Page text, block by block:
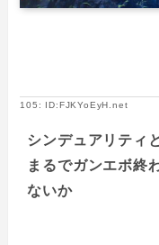
105: ID:FJKYoEyH.net
シンデュアリティ
まるでガンエボ終
ないか